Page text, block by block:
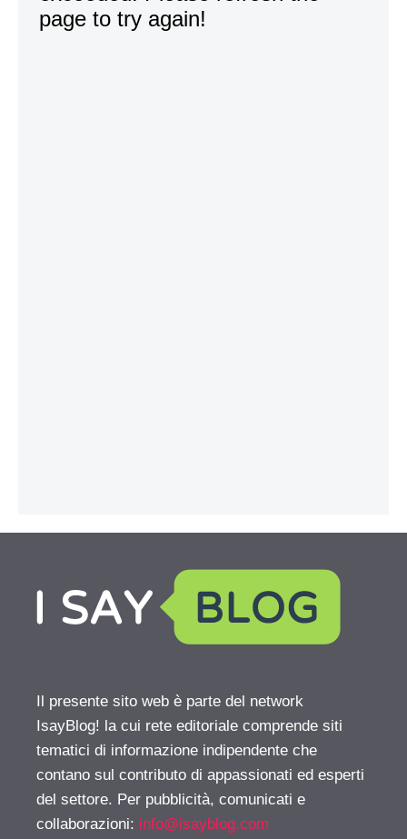
Il presente sito web è parte del network
IsayBlog! la cui rete editoriale comprende siti
tematici di informazione indipendente che
contano sul contributo di appassionati ed esperti
del settore. Per pubblicità, comunicati e
collaborazioni: info@isayblog.com